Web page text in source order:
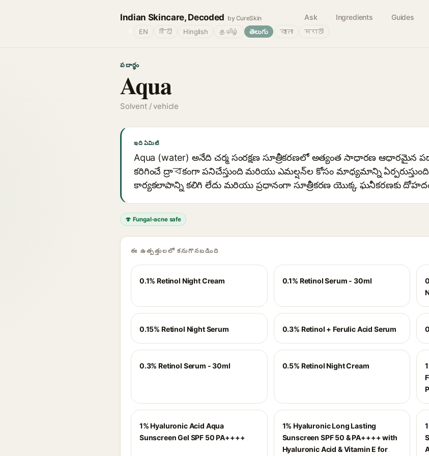
Indian Skincare, Decoded by CureSkin Ask Ingredients Guides
EN हिंदी Hinglish தமிழ் తెలుగు বাংলা मराठी
పదార్థం
Aqua
Solvent / vehicle
ఇది ఏమిటి
Aqua (water) అనేది చర్మ సంరక్షణ సూత్రీకరణలో అత్యంత సాధారణ ఆధారమైన
కరిగించే ద్రాবకంగా పనిచేస్తుంది మరియు ఎమల్షన్‌ల కోసం మాధ్యమాన్ని ఏర్పరుస్తుంది.
కార్యకలాపాన్ని కలిగి లేదు మరియు ప్రధానంగా సూత్రీకరణ యొక్క ఘనీకరణకు దోహదం
🍄 Fungal-acne safe
ఈ ఉత్పత్తులలో కనుగొనబడింది
0.1% Retinol Night Cream 0.1% Retinol Serum - 30ml
0.15% Retinol Night Serum 0.3% Retinol + Ferulic Acid Serum
0.3% Retinol Serum - 30ml 0.5% Retinol Night Cream
1% Hyaluronic Acid Aqua
Sunscreen Gel SPF 50 PA++++
1% Hyaluronic Long Lasting
Sunscreen SPF 50 & PA++++ with
Hyaluronic Acid & Vitamin E for